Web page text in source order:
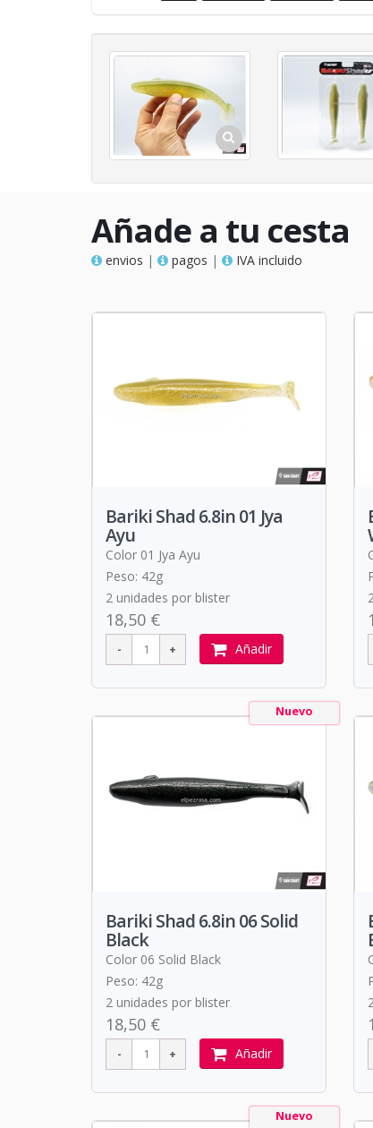
Añade a tu cesta
envios | pagos | IVA incluido
Bariki Shad 6.8in 01 Jya
Ayu
Color 01 Jya Ayu
Peso: 42g
2 unidades por blister
18,50 €
Añadir
Nuevo
Bariki Shad 6.8in 06 Solid
Black
Color 06 Solid Black
Peso: 42g
2 unidades por blister
18,50 €
Añadir
Nuevo